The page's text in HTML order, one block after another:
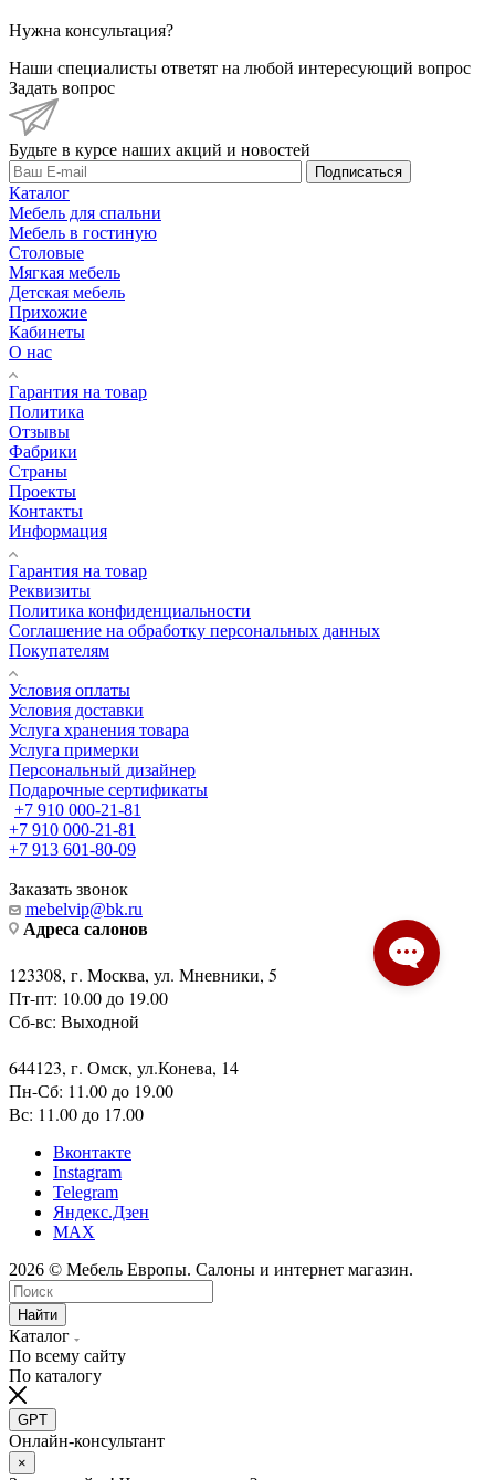
Нужна консультация?
Наши специалисты ответят на любой интересующий вопрос
Задать вопрос
Будьте в курсе наших акций и новостей
Подписаться
Каталог
Мебель для спальни
Мебель в гостиную
Столовые
Мягкая мебель
Детская мебель
Прихожие
Кабинеты
О нас
Гарантия на товар
Политика
Отзывы
Фабрики
Страны
Проекты
Контакты
Информация
Гарантия на товар
Реквизиты
Политика конфиденциальности
Соглашение на обработку персональных данных
Покупателям
Условия оплаты
Условия доставки
Услуга хранения товара
Услуга примерки
Персональный дизайнер
Подарочные сертификаты
+7 910 000-21-81
+7 910 000-21-81
+7 913 601-80-09
Заказать звонок
mebelvip@bk.ru
Адреса салонов
123308, г. Москва, ул. Мневники, 5
Пт-пт: 10.00 до 19.00
Сб-вс: Выходной
644123, г. Омск, ул.Конева, 14
Пн-Сб: 11.00 до 19.00
Вс: 11.00 до 17.00
Вконтакте
Instagram
Telegram
Яндекс.Дзен
MAX
2026 © Мебель Европы. Салоны и интернет магазин.
Найти
Каталог
По всему сайту
По каталогу
GPT
Онлайн-консультант
×